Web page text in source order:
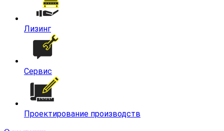
Лизинг
Сервис
Проектирование производств